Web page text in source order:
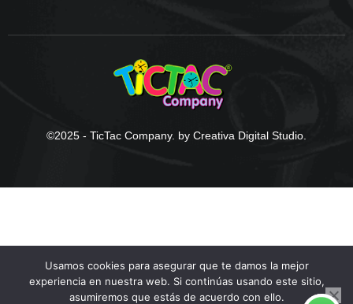
©2025 - TicTac Company. by Creativa Digital Studio.
Usamos cookies para asegurar que te damos la mejor
experiencia en nuestra web. Si continúas usando este sitio,
asumiremos que estás de acuerdo con ello.